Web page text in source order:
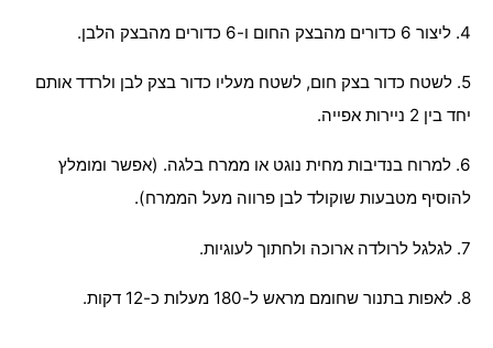
4. ליצור 6 כדורים מהבצק החום ו-6 כדורים מהבצק הלבן.
5. לשטח כדור בצק חום, לשטח מעליו כדור בצק לבן ולרדד אותם
יחד בין 2 ניירות אפייה.
6. למרוח בנדיבות מחית נוגט או ממרח בלגה. (אפשר ומומלץ
להוסיף מטבעות שוקולד לבן פרווה מעל הממרח).
7. לגלגל לרולדה ארוכה ולחתוך לעוגיות.
8. לאפות בתנור שחומם מראש ל-180 מעלות כ-12 דקות.